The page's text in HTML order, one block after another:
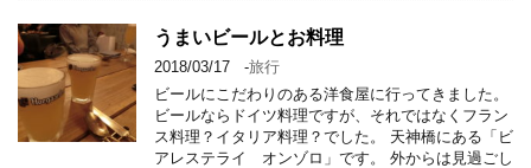
うまいビールとお料理
2018/03/17 -旅行
ビールにこだわりのある洋食屋に行ってきました。
ビールならドイツ料理ですが、それではなくフラン
ス料理？イタリア料理？でした。 天神橋にある「ビ
アレステライ オンゾロ」です。 外からは見過ごし